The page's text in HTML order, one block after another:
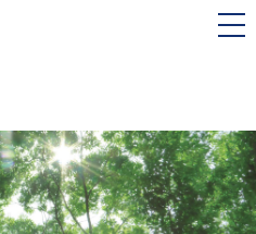
toggle
navigation